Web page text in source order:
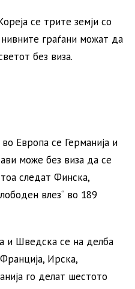
се трите земји со
нивните граѓани можат да
без виза.
Европа се Германија и
може без виза да се
следат Финска,
влез“ во 189
и Шведска се на делба
Ирска,
го делат шестото